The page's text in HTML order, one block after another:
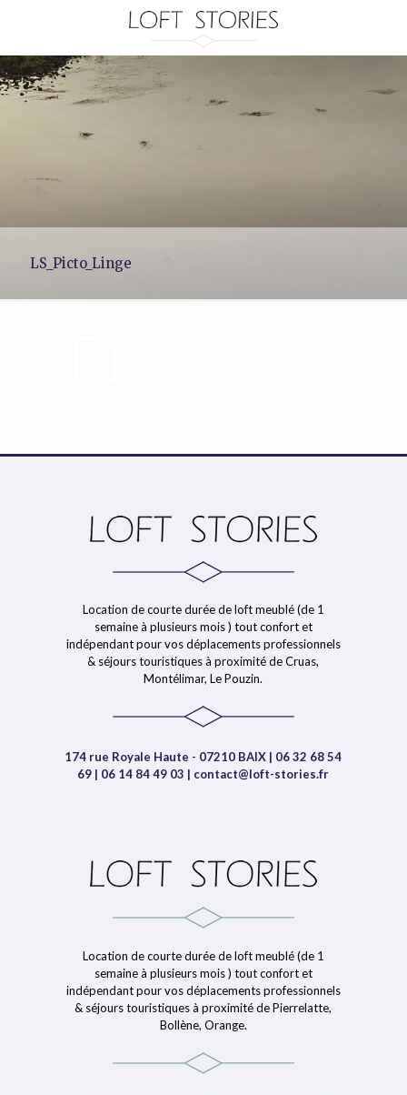
LS_Picto_Linge
Location de courte durée de loft meublé (de 1
semaine à plusieurs mois ) tout confort et
indépendant pour vos déplacements professionnels
& séjours touristiques à proximité de Cruas,
Montélimar, Le Pouzin.
174 rue Royale Haute - 07210 BAIX | 06 32 68 54
69 | 06 14 84 49 03 | contact@loft-stories.fr
Location de courte durée de loft meublé (de 1
semaine à plusieurs mois ) tout confort et
indépendant pour vos déplacements professionnels
& séjours touristiques à proximité de Pierrelatte,
Bollène, Orange.